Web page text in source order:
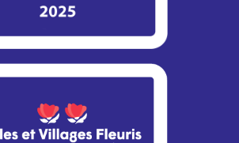
RN12 / Montigny-le-
programme d’entretien, la DiRIF
de réhabilitation de la bretelle 8b de la